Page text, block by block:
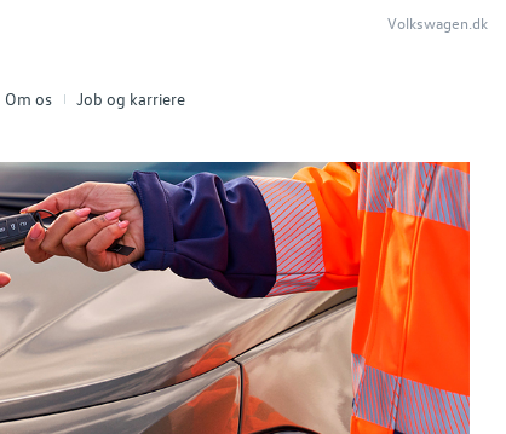
Om os Job og karriere
Volkswagen.dk